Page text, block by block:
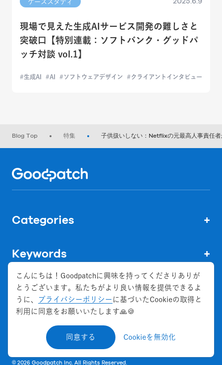
ケーススタディ
現場で見えた生成AIサービス開発の難しさと
突破口【特別連載：ソフトバンク・グッドパ
ッチ対談 vol.1】
生成AI AI ソフトウェアデザイン クライアントインタビュー
Blog Top 特集 子供扱いしない：Netflixの元最高人事責任
Categories +
Keywords +
株式会社グッドパッチ
お問い合わせ
© 2026 Goodpatch Inc. All Rights Reserved.
こんにちは！Goodpatchに興味を持ってくださりありが
とうございます。私たちがより良い情報を提供できるよ
うに、
プライバシーポリシー に基づいたCookieの取得と
利用に同意をお願いいたします🙏🍪
同意する Cookieを無効化